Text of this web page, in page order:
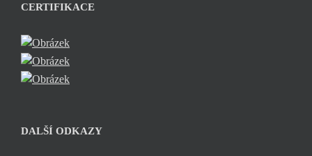
CERTIFIKACE
DALŠÍ ODKAZY